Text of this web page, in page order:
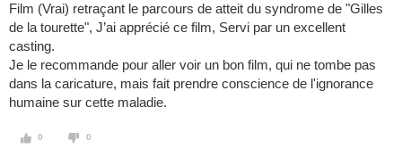
Film (Vrai) retraçant le parcours de atteit du syndrome de "Gilles
de la tourette", J’ai apprécié ce film, Servi par un excellent
casting.
Je le recommande pour aller voir un bon film, qui ne tombe pas
dans la caricature, mais fait prendre conscience de l'ignorance
humaine sur cette maladie.
0 0